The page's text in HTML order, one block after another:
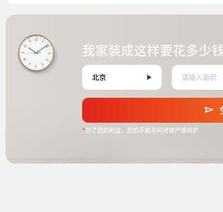
我家装成这样要花多少
*为了您的利益，您的手机号码将被严格保护